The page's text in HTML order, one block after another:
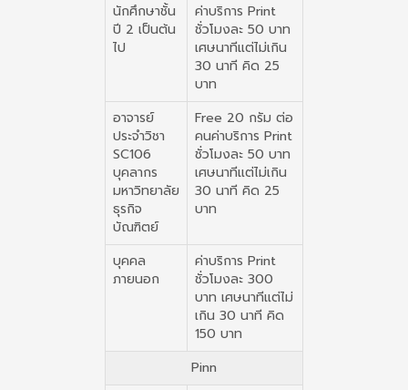
นักศึกษาชั้น
ปี 2 เป็นต้น
ไป
ค่าบริการ Print
ชั่วโมงละ 50 บาท
เศษนาทีแต่ไม่เกิน
30 นาที คิด 25
บาท
อาจารย์
ประจำวิชา
SC106
บุคลากร
มหาวิทยาลัย
ธุรกิจ
บัณฑิตย์
Free 20 กรัม ต่อ
คนค่าบริการ Print
ชั่วโมงละ 50 บาท
เศษนาทีแต่ไม่เกิน
30 นาที คิด 25
บาท
บุคคล
ภายนอก
ค่าบริการ Print
ชั่วโมงละ 300
บาท เศษนาทีแต่ไม่
เกิน 30 นาที คิด
150 บาท
Pinn